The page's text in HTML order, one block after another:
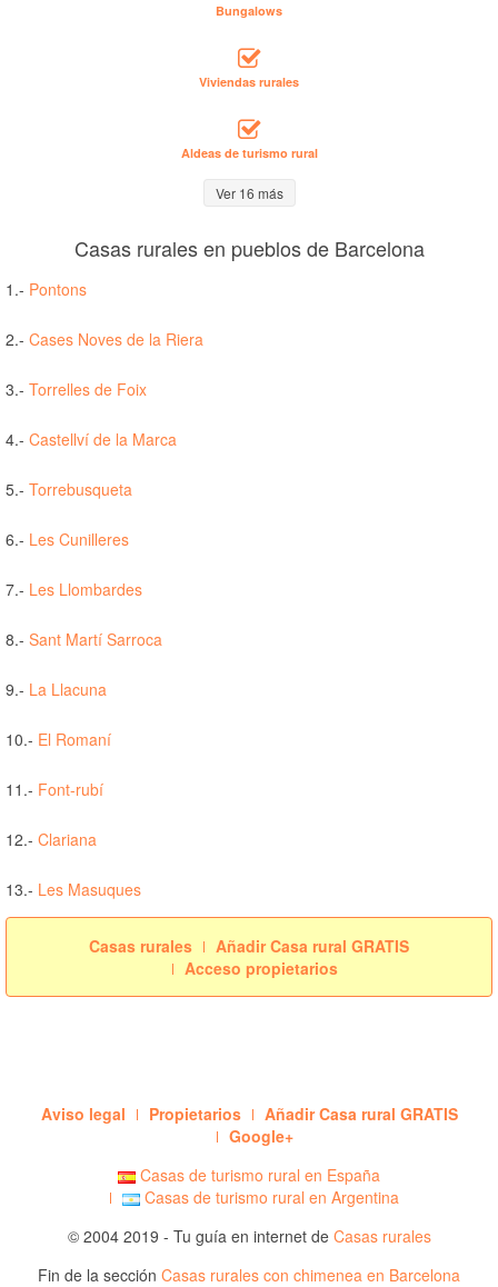
Bungalows
Viviendas rurales
Aldeas de turismo rural
Ver 16 más
Casas rurales en pueblos de Barcelona
1.- Pontons
2.- Cases Noves de la Riera
3.- Torrelles de Foix
4.- Castellví de la Marca
5.- Torrebusqueta
6.- Les Cunilleres
7.- Les Llombardes
8.- Sant Martí Sarroca
9.- La Llacuna
10.- El Romaní
11.- Font-rubí
12.- Clariana
13.- Les Masuques
Casas rurales
Añadir Casa rural GRATIS
Acceso propietarios
Aviso legal Propietarios
Añadir Casa rural GRATIS
Google+
Casas de turismo rural en España
Casas de turismo rural en Argentina
© 2004 2019 - Tu guía en internet de Casas rurales
Fin de la sección Casas rurales con chimenea en Barcelona